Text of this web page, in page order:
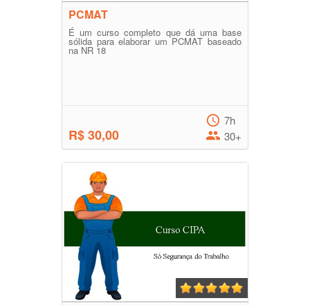
PCMAT
É um curso completo que dá uma base
sólida para elaborar um PCMAT baseado
na NR 18
R$ 30,00
7h
30+